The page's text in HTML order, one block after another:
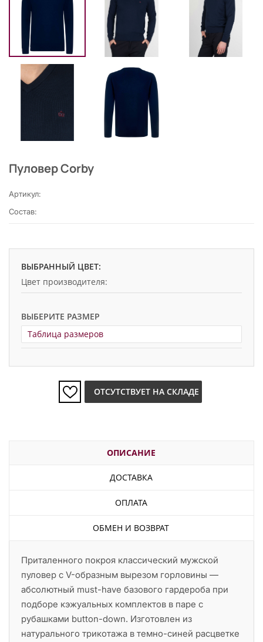
Пуловер Corby
Артикул:
Состав:
ВЫБРАННЫЙ ЦВЕТ:
Цвет производителя:
ВЫБЕРИТЕ РАЗМЕР
Таблица размеров
ОТСУТСТВУЕТ НА СКЛАДЕ
ОПИСАНИЕ
ДОСТАВКА
ОПЛАТА
ОБМЕН И ВОЗВРАТ
Приталенного покроя классический мужской
пуловер с V-образным вырезом горловины —
абсолютный must-have базового гардероба при
подборе кэжуальных комплектов в паре с
рубашками button-down. Изготовлен из
натурального трикотажа в темно-синей расцветке